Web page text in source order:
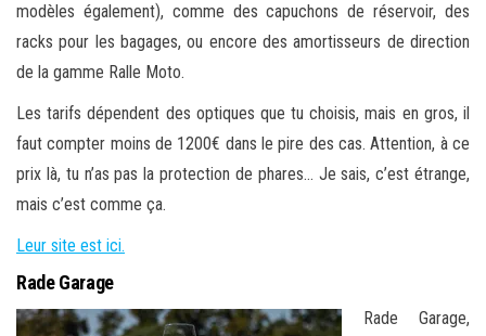
modèles également), comme des capuchons de réservoir, des
racks pour les bagages, ou encore des amortisseurs de direction
de la gamme Ralle Moto.
Les tarifs dépendent des optiques que tu choisis, mais en gros, il
faut compter moins de 1200€ dans le pire des cas. Attention, à ce
prix là, tu n’as pas la protection de phares… Je sais, c’est étrange,
mais c’est comme ça.
Leur site est ici.
Rade Garage
Rade Garage,